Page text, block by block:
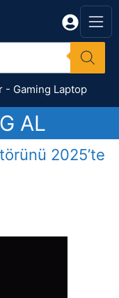
- Gaming Laptop
AL
2025’te